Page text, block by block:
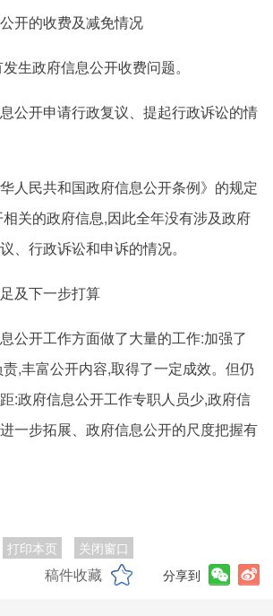
开的收费及减免情况
生政府信息公开收费问题。
公开申请行政复议、提起行政诉讼的情
人民共和国政府信息公开条例》的规定
关的政府信息,因此全年没有涉及政府
、行政诉讼和申诉的情况。
及下一步打算
公开工作方面做了大量的工作:加强了
,丰富公开内容,取得了一定成效。但仍
:政府信息公开工作专职人员少,政府信
一步拓展、政府信息公开的尺度把握有
打印本页 关闭窗口
稿件收藏 分享到